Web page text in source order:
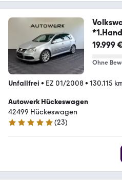
19.999
Ohne
Unfallfrei • EZ 01/2008• 130.115
Autowerk Hückeswagen
42499 Hückeswagen
5 Sterne
(23)